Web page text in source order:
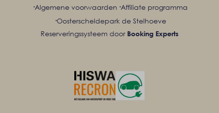
·Algemene voorwaarden ·Affiliate programma
·Oosterscheldepark de Stelhoeve
Reserveringssysteem door Booking Experts